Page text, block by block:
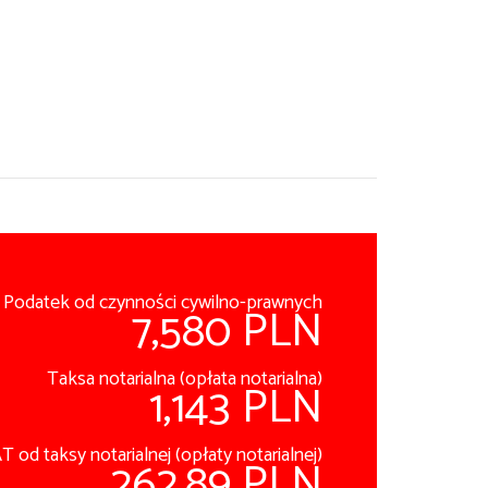
Podatek od czynności cywilno-prawnych
7,580 PLN
Taksa notarialna (opłata notarialna)
1,143 PLN
od taksy notarialnej (opłaty notarialnej)